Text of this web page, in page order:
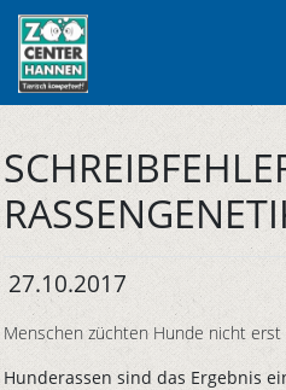
27.10.2017
Menschen züchten Hunde nicht
Hunderassen sind das Ergebnis